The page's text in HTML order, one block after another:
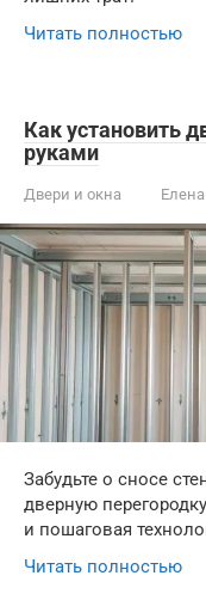
Читать полностью
Как установить
руками
Двери и окна
Забудьте о сносе
дверную
и пошаговая
Читать полностью